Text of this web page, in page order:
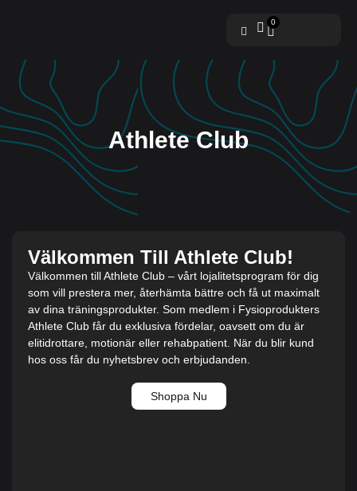
0
Athlete Club
Välkommen Till Athlete Club!
Välkommen till Athlete Club – vårt lojalitetsprogram för dig
som vill prestera mer, återhämta bättre och få ut maximalt
av dina träningsprodukter. Som medlem i Fysioprodukters
Athlete Club får du exklusiva fördelar, oavsett om du är
elitidrottare, motionär eller rehabpatient. När du blir kund
hos oss får du nyhetsbrev och erbjudanden.
Shoppa Nu